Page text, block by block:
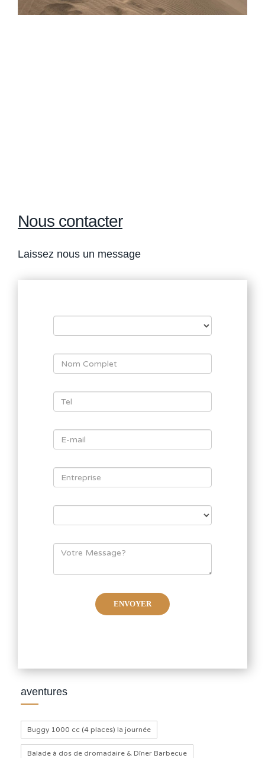
Nous contacter
Laissez nous un message
aventures
Buggy 1000 cc (4 places) la journée
Balade à dos de dromadaire & Dîner Barbecue